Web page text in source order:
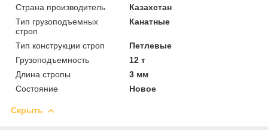
Страна производитель
Казахстан
Тип грузоподъемных
строп
Канатные
Тип конструкции строп
Петлевые
Грузоподъемность
12 т
Длина стропы
3 мм
Состояние
Новое
Скрыть